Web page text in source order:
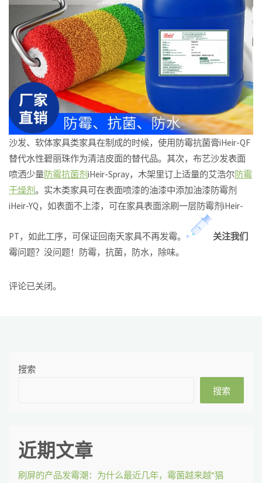
沙发、软体家具类家具在制成的时候，使用防霉抗菌膏iHeir-QF
替代水性碧丽珠作为清洁皮面的替代品。其次，布艺沙发表面
喷洒少量防霉抗菌剂iHeir-Spray，木架里订上适量的艾浩尔防霉
干燥剂。实木类家具可在表面喷漆的油漆中添加油漆防霉剂
iHeir-YQ，如表面不上漆，可在家具表面涂刷一层防霉剂iHeir-
PT，如此工序，可保证回南天家具不再发霉。
关注我们
霉问题？没问题！防霉，抗菌，防水，除味。
评论已关闭。
搜索
搜索
近期文章
刷屏的产品发霉潮：为什么最近几年，霉菌越来越“猖